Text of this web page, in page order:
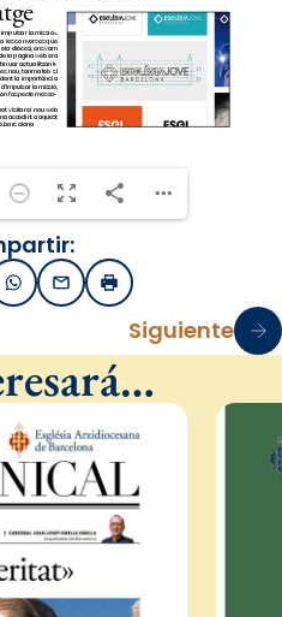
WhatsApp
EmailImprimir
Siguiente